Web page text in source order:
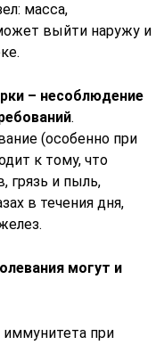
масса,
выйти наружу и
– несоблюдение
.
(особенно при
к тому, что
грязь и пыль,
в течения дня,
могут и
при